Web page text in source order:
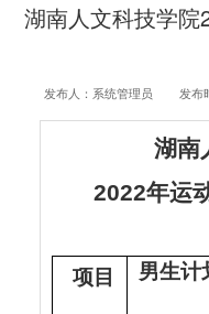
湖南人文科技学
发布人：系统管理员 发布
湖南
2022年运
项目 男生计